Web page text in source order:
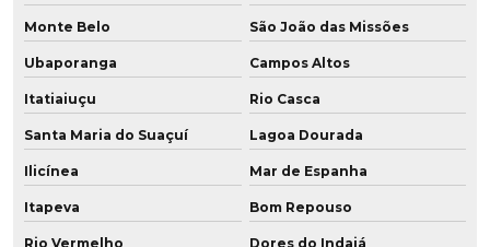
Monte Belo São João das Missões
Ubaporanga Campos Altos
Itatiaiuçu Rio Casca
Santa Maria do Suaçuí Lagoa Dourada
Ilicínea Mar de Espanha
Itapeva Bom Repouso
Rio Vermelho Dores do Indaiá